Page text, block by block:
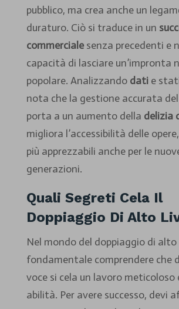
pubblico, ma crea anche un
duraturo. Ciò si traduce in un
commercialesenza precedenti e
capacità di lasciare un’impronta
popolare. Analizzando datie
nota che la gestione accurata
porta a un aumento della delizia
migliora l’accessibilità delle
più apprezzabili anche per le
generazioni.
Quali Segreti Cela Il
Doppiaggio Di Alto
Nel mondo del doppiaggio di alto
fondamentale comprendere che
voce si cela un lavoro meticoloso
abilità. Per avere successo, devi